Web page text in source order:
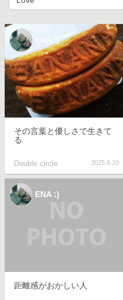
ENA :)
その言葉と優しさで生きて
る
Double circle 2025.6.20
ENA :)
距離感がおかしい人